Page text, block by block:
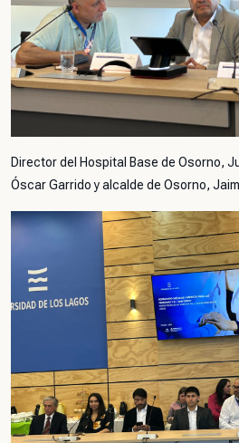
Director del Hospital Base de Osorno,
Óscar Garrido y alcalde de Osorno,